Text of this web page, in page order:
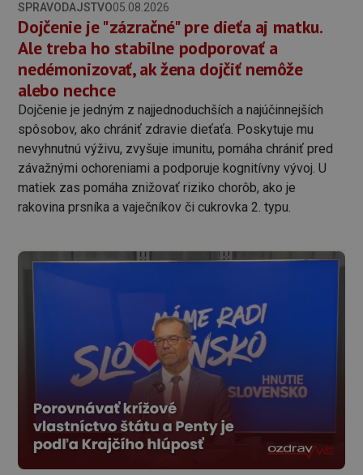
SPRAVODAJSTVO05.08.2026
Dojčenie je "zázračné" pre dieťa aj matku.
Ale treba ho stabilne podporovať a
nedémonizovať, ak žena dojčiť nemôže
alebo nechce
Dojčenie je jedným z najjednoduchších a najúčinnejších
spôsobov, ako chrániť zdravie dieťaťa. Poskytuje mu
nevyhnutnú výživu, zvyšuje imunitu, pomáha chrániť pred
závažnými ochoreniami a podporuje kognitívny vývoj. U
matiek zas pomáha znižovať riziko chorôb, ako je
rakovina prsníka a vaječníkov či cukrovka 2. typu.